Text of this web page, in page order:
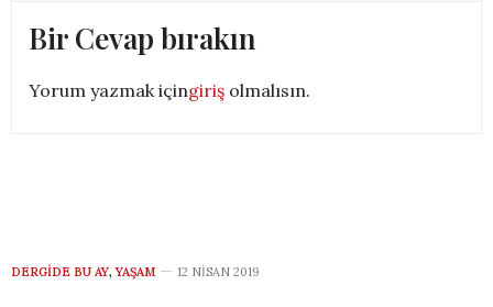
Bir Cevap bırakın
Yorum yazmak içingiriş olmalısın.
DERGİDE BU AY, YAŞAM 12 NISAN 2019